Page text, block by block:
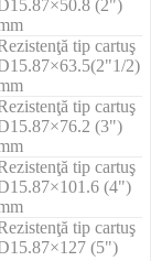
(2")
tip cartuş
2)
tip cartuş
(3")
tip cartuş
(4")
tip cartuş
(5")